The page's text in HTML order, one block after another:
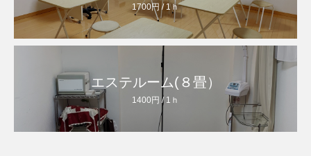
1700円 / 1ｈ
エステルーム(８畳）
1400円 / 1ｈ